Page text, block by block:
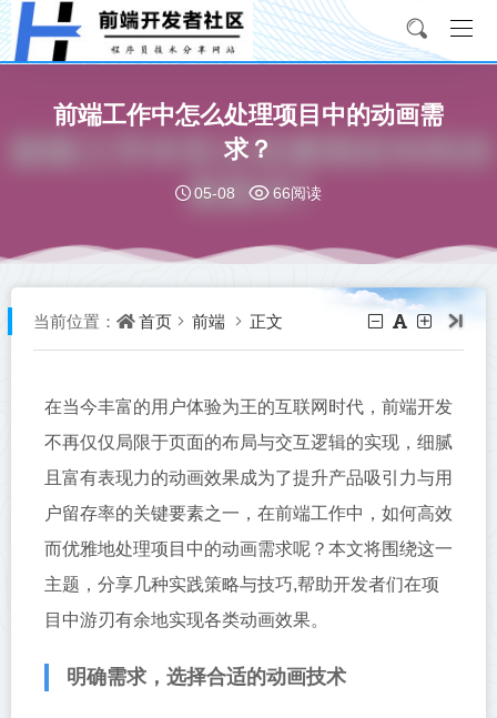
前端工作中怎么处理项目中的动画需
求？
05-08 66阅读
当前位置： 首页 前端 正文
在当今丰富的用户体验为王的互联网时代，前端开发
不再仅仅局限于页面的布局与交互逻辑的实现，细腻
且富有表现力的动画效果成为了提升产品吸引力与用
户留存率的关键要素之一，在前端工作中，如何高效
而优雅地处理项目中的动画需求呢？本文将围绕这一
主题，分享几种实践策略与技巧,帮助开发者们在项
目中游刃有余地实现各类动画效果。
明确需求，选择合适的动画技术